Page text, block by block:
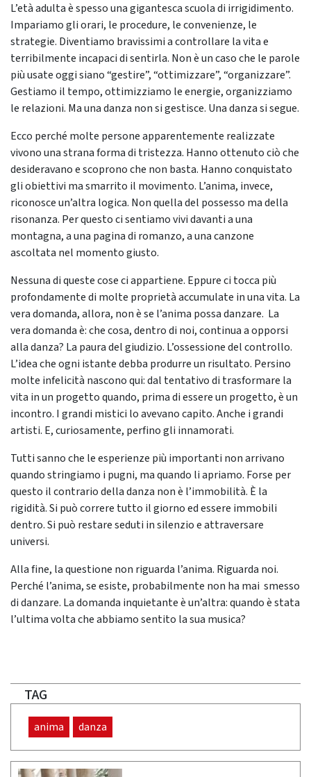
L’età adulta è spesso una gigantesca scuola di irrigidimento.
Impariamo gli orari, le procedure, le convenienze, le
strategie. Diventiamo bravissimi a controllare la vita e
terribilmente incapaci di sentirla. Non è un caso che le parole
più usate oggi siano “gestire”, “ottimizzare”, “organizzare”.
Gestiamo il tempo, ottimizziamo le energie, organizziamo
le relazioni. Ma una danza non si gestisce. Una danza si segue.
Ecco perché molte persone apparentemente realizzate
vivono una strana forma di tristezza. Hanno ottenuto ciò che
desideravano e scoprono che non basta. Hanno conquistato
gli obiettivi ma smarrito il movimento. L’anima, invece,
riconosce un’altra logica. Non quella del possesso ma della
risonanza. Per questo ci sentiamo vivi davanti a una
montagna, a una pagina di romanzo, a una canzone
ascoltata nel momento giusto.
Nessuna di queste cose ci appartiene. Eppure ci tocca più
profondamente di molte proprietà accumulate in una vita. La
vera domanda, allora, non è se l’anima possa danzare. La
vera domanda è: che cosa, dentro di noi, continua a opporsi
alla danza? La paura del giudizio. L’ossessione del controllo.
L’idea che ogni istante debba produrre un risultato. Persino
molte infelicità nascono qui: dal tentativo di trasformare la
vita in un progetto quando, prima di essere un progetto, è un
incontro. I grandi mistici lo avevano capito. Anche i grandi
artisti. E, curiosamente, perfino gli innamorati.
Tutti sanno che le esperienze più importanti non arrivano
quando stringiamo i pugni, ma quando li apriamo. Forse per
questo il contrario della danza non è l’immobilità. È la
rigidità. Si può correre tutto il giorno ed essere immobili
dentro. Si può restare seduti in silenzio e attraversare
universi.
Alla fine, la questione non riguarda l’anima. Riguarda noi.
Perché l’anima, se esiste, probabilmente non ha mai smesso
di danzare. La domanda inquietante è un’altra: quando è stata
l’ultima volta che abbiamo sentito la sua musica?
TAG
anima danza